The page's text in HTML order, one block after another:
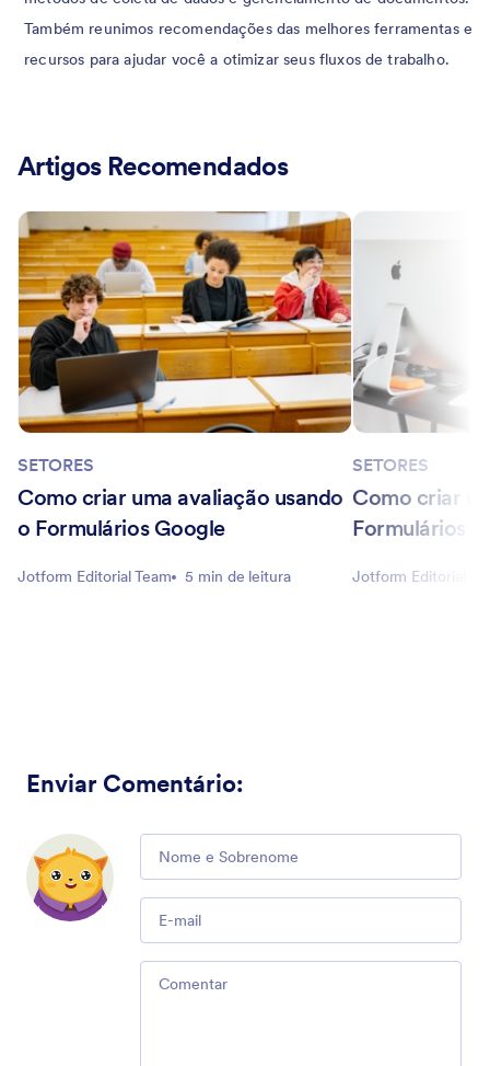
Também reunimos recomendações das melhores ferramentas e
recursos para ajudar você a otimizar seus fluxos de trabalho.
Artigos Recomendados
SETORES
Como criar uma avaliação usando
o Formulários Google
Jotform Editorial Team 5 min de leitura
SETORES
Como criar
Formulários
Jotform Editorial
Enviar Comentário: